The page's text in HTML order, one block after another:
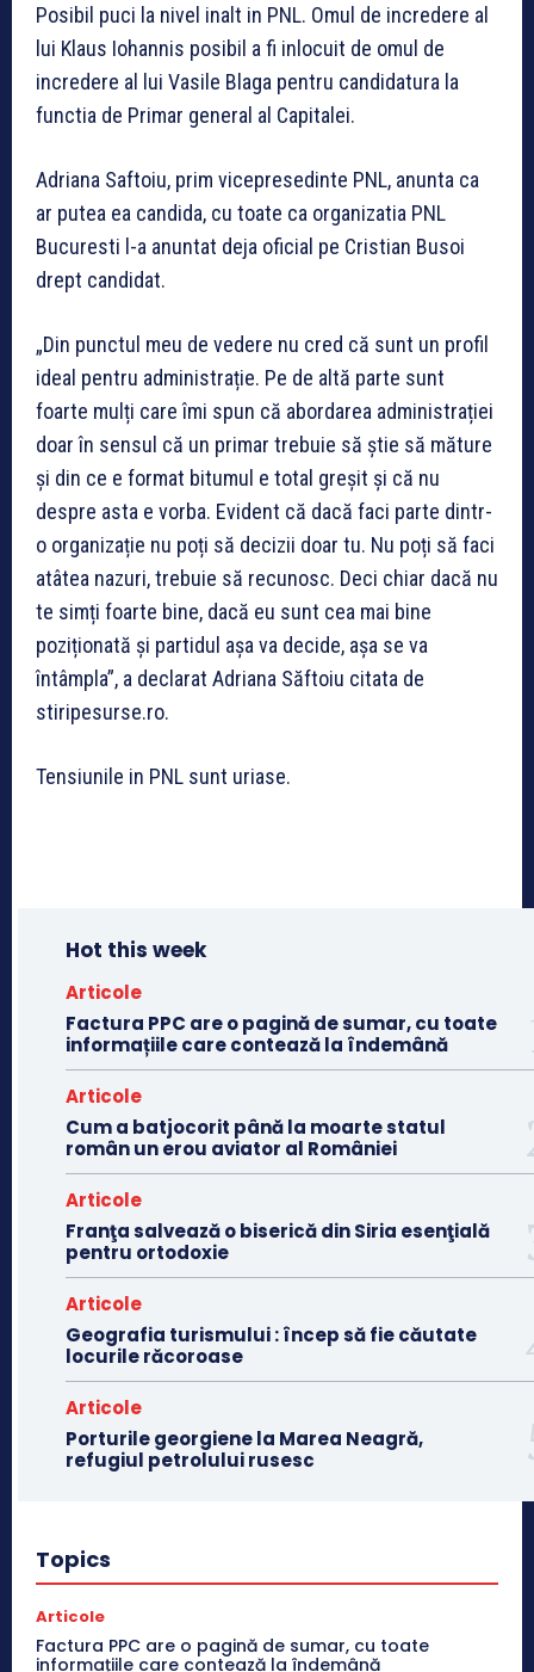
Posibil puci la nivel inalt in PNL. Omul de incredere al
lui Klaus Iohannis posibil a fi inlocuit de omul de
incredere al lui Vasile Blaga pentru candidatura la
functia de Primar general al Capitalei.
Adriana Saftoiu, prim vicepresedinte PNL, anunta ca
ar putea ea candida, cu toate ca organizatia PNL
Bucuresti l-a anuntat deja oficial pe Cristian Busoi
drept candidat.
„Din punctul meu de vedere nu cred că sunt un profil
ideal pentru administrație. Pe de altă parte sunt
foarte mulți care îmi spun că abordarea administrației
doar în sensul că un primar trebuie să știe să măture
și din ce e format bitumul e total greșit și că nu
despre asta e vorba. Evident că dacă faci parte dintr-
o organizație nu poți să decizii doar tu. Nu poți să faci
atâtea nazuri, trebuie să recunosc. Deci chiar dacă nu
te simți foarte bine, dacă eu sunt cea mai bine
poziționată și partidul așa va decide, așa se va
întâmpla”, a declarat Adriana Săftoiu citata de
stiripesurse.ro.
Tensiunile in PNL sunt uriase.
Hot this week
Articole
Factura PPC are o pagină de sumar, cu toate
informațiile care contează la îndemână
Articole
Cum a batjocorit până la moarte statul
român un erou aviator al României
Articole
Franţa salvează o biserică din Siria esenţială
pentru ortodoxie
Articole
Geografia turismului : încep să fie căutate
locurile răcoroase
Articole
Porturile georgiene la Marea Neagră,
refugiul petrolului rusesc
Topics
Articole
Factura PPC are o pagină de sumar, cu toate
informațiile care contează la îndemână